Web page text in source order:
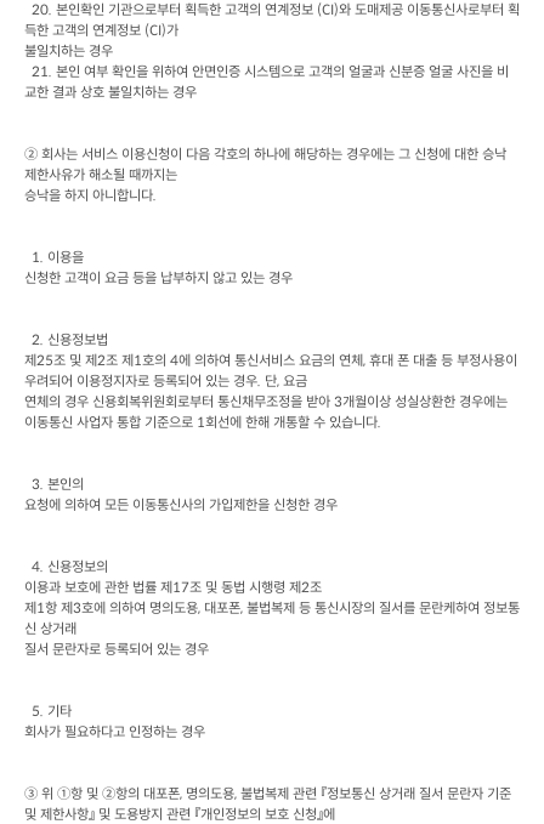
  20.
본인확인 기관으로부터 획득한 고객의 연계정보 (CI)와 도매제공 이동통신사로부터 획
득한 고객의 연계정보 (CI)가
불일치하는 경우
교한 결과 상호 불일치하는 경우
② 회사는 서비스 이용신청이 다음 각호의 하나에 해당하는 경우에는 그 신청에 대한 승낙
제한사유가 해소될 때까지는
승낙을 하지 아니합니다.
  1.
이용을
신청한 고객이 요금 등을 납부하지 않고 있는 경우
  2.
신용정보법
제 25조 및 제 2조 제 1호의 4에 의하여 통신서비스 요금의 연체 , 휴대 폰 대출 등 부정사용이
우려되어 이용정지자로 등록되어 있는 경우. 단, 요금
연체의 경우 신용회복위원회로부터 통신채무조정을 받아 3개월이상 성실상환한 경우에는
이동통신 사업자 통합 기준으로 1회선에 한해 개통할 수 있습니다.
  3.
본인의
요청에 의하여 모든 이동통신사의 가입제한을 신청한 경우
  4.
신용정보의
이용과 보호에 관한 법률 제 17조 및 동법 시행령 제 2조
제 1항 제 3호에 의하여 명의도용, 대포폰, 불법복제 등 통신시장의 질서를 문란케하여 정보통
신 상거래
질서 문란자로 등록되어 있는 경우
  5.
기타
회사가 필요하다고 인정하는 경우
③ 위 ①항 및 ②항의 대포폰, 명의도용, 불법복제 관련 『정보통신 상거래 질서 문란자 기준
및 제한사항』 및 도용방지 관련 『개인정보의 보호 신청』에